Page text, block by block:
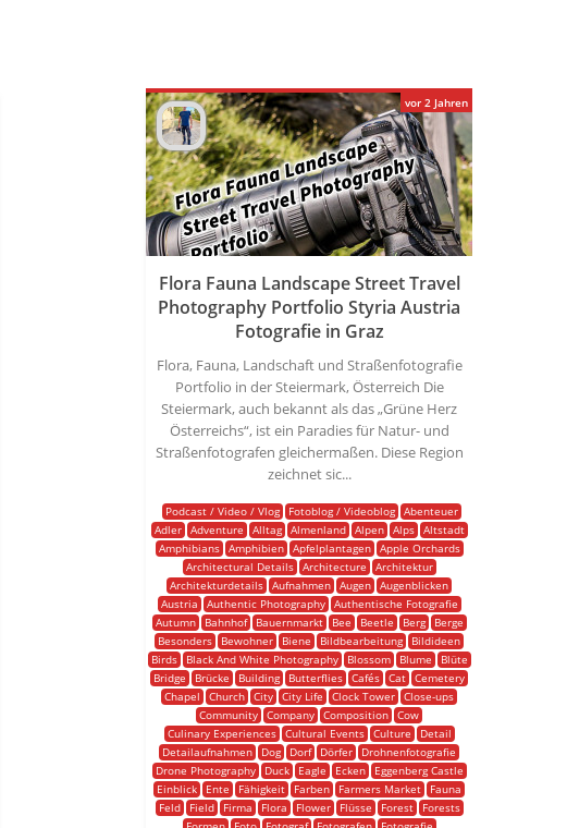
Flora Fauna Landscape Street Travel
Photography Portfolio Styria Austria
Fotografie in Graz
Flora, Fauna, Landschaft und Straßenfotografie
Portfolio in der Steiermark, Österreich Die
Steiermark, auch bekannt als das „Grüne Herz
Österreichs“, ist ein Paradies für Natur- und
Straßenfotografen gleichermaßen. Diese Region
zeichnet sic...
Podcast / Video / Vlog Fotoblog / Videoblog Abenteuer
Adler
Adventure Alltag Almenland Alpen Alps
Altstadt
Amphibians
Amphibien Apfelplantagen
Apple Orchards
Architectural Details
Architecture
Architektur
Architekturdetails Aufnahmen Augen Augenblicken
Austria
Authentic Photography
Authentische Fotografie
Autumn
Bahnhof Bauernmarkt Bee Beetle Berg
Berge
Besonders
Bewohner Biene Bildbearbeitung
Bildideen
Birds
Black And White Photography Blossom Blume
Blüte
Bridge
Brücke Building Butterflies Cafés Cat Cemetery
Chapel
Church City City Life Clock Tower Close-ups
Community Company Composition Cow
Culinary Experiences
Cultural Events Culture
Detail
Detailaufnahmen
Dog Dorf Dörfer
Drohnenfotografie
Drone Photography
Duck Eagle Ecken
Eggenberg Castle
Einblick
Ente Fähigkeit Farben Farmers Market
Fauna
Feld
Field Firma Flora Flower Flüsse Forest
Forests
vor 2 Jahren